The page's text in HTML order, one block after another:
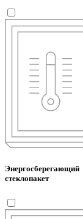
Энергосберегающий
стеклопакет